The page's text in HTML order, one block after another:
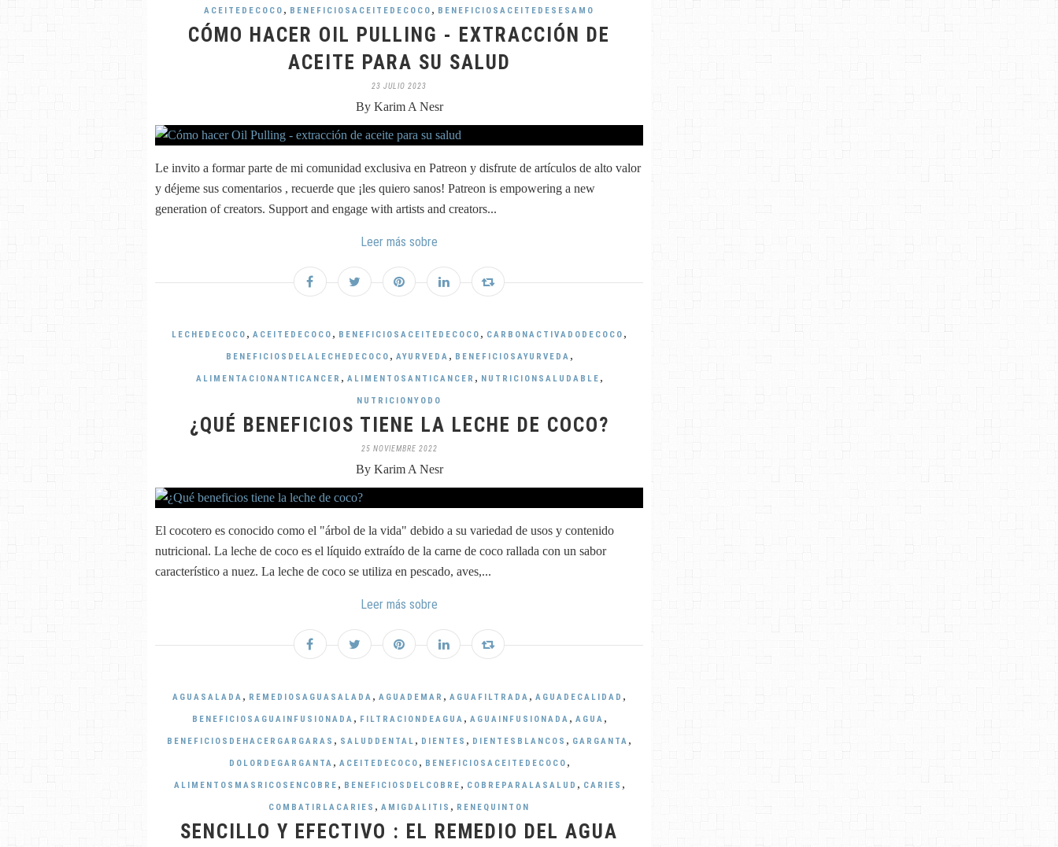
ACEITEDECOCO , BENEFICIOSACEITEDECOCO , BENEFICIOSACEITEDESESAMO
CÓMO HACER OIL PULLING - EXTRACCIÓN DE
ACEITE PARA SU SALUD
23 JULIO 2023
By Karim A Nesr
Le invito a formar parte de mi comunidad exclusiva en Patreon y disfrute de artículos de alto valor
y déjeme sus comentarios , recuerde que ¡les quiero sanos! Patreon is empowering a new
generation of creators. Support and engage with artists and creators...
Leer más sobre
LECHEDECOCO , ACEITEDECOCO , BENEFICIOSACEITEDECOCO , CARBONACTIVADODECOCO ,
BENEFICIOSDELALECHEDECOCO , AYURVEDA , BENEFICIOSAYURVEDA ,
ALIMENTACIONANTICANCER , ALIMENTOSANTICANCER , NUTRICIONSALUDABLE ,
NUTRICIONYODO
¿QUÉ BENEFICIOS TIENE LA LECHE DE COCO?
25 NOVIEMBRE 2022
By Karim A Nesr
El cocotero es conocido como el "árbol de la vida" debido a su variedad de usos y contenido
nutricional. La leche de coco es el líquido extraído de la carne de coco rallada con un sabor
característico a nuez. La leche de coco se utiliza en pescado, aves,...
Leer más sobre
AGUASALADA , REMEDIOSAGUASALADA , AGUADEMAR , AGUAFILTRADA , AGUADECALIDAD ,
BENEFICIOSAGUAINFUSIONADA , FILTRACIONDEAGUA , AGUAINFUSIONADA , AGUA ,
BENEFICIOSDEHACERGARGARAS , SALUDDENTAL , DIENTES , DIENTESBLANCOS , GARGANTA ,
DOLORDEGARGANTA , ACEITEDECOCO , BENEFICIOSACEITEDECOCO ,
ALIMENTOSMASRICOSENCOBRE , BENEFICIOSDELCOBRE , COBREPARALASALUD , CARIES ,
COMBATIRLACARIES , AMIGDALITIS , RENEQUINTON
SENCILLO Y EFECTIVO : EL REMEDIO DEL AGUA